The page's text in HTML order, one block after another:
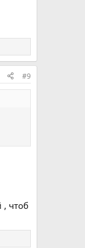
#9
, чтоб